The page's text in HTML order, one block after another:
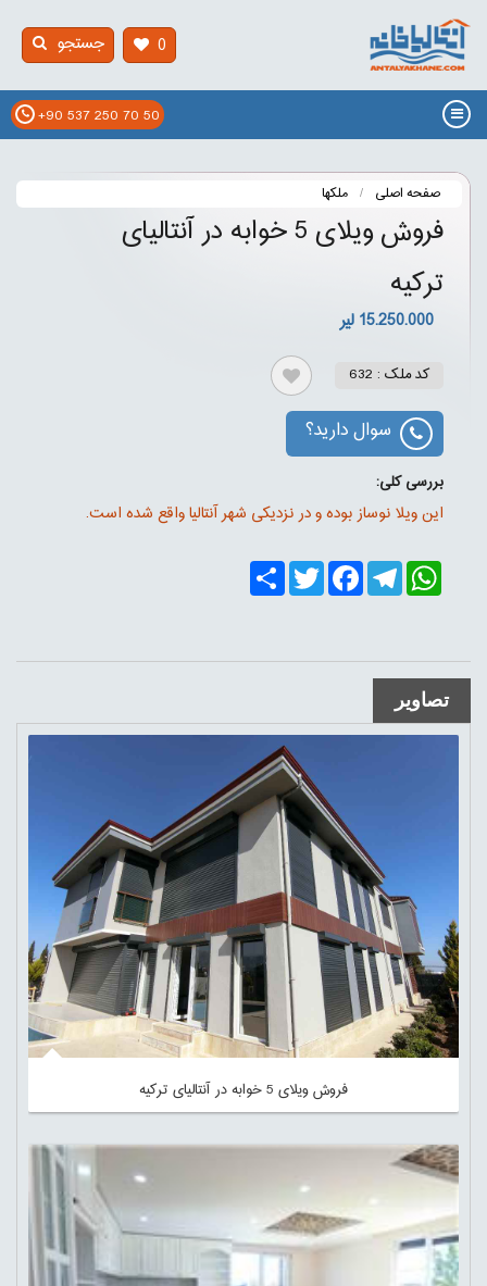
0
+90 537 250 70 50
جستجو
صفحه اصلی ملکها
فروش ویلای 5 خوابه در آنتالیای
ترکیه
15.250.000 لیر
کد ملک : 632
سوال دارید؟
بررسی کلی:
این ویلا نوساز بوده و در نزدیکی شهر آنتالیا واقع شده است.
ShareTwitter
FacebookTelegramWhatsApp
تصاویر
فروش ویلای 5 خوابه در آنتالیای ترکیه